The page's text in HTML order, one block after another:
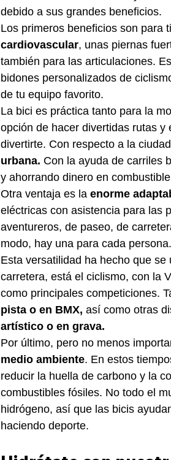
debido a sus grandes beneficios.
Los primeros beneficios son para
cardiovascular, unas piernas
también para las articulaciones.
bidones personalizados de
de tu equipo favorito.
La bici es práctica tanto para la
opción de hacer divertidas rutas
divertirte. Con respecto a la ciudad
urbana. Con la ayuda de carriles
y ahorrando dinero en
Otra ventaja es la enorme
eléctricas con asistencia para las
aventureros, de paseo, de
modo, hay una para cada persona.
Esta versatilidad ha hecho que
carretera, está el ciclismo, con la
como principales competiciones.
pista o en BMX, así como otras
artístico o en grava.
Por último, pero no menos
medio ambiente. En estos
reducir la huella de carbono y la
combustibles fósiles. No todo el
hidrógeno, así que las bicis
haciendo deporte.